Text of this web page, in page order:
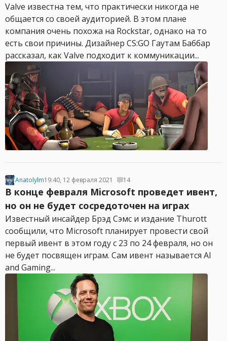
Valve известна тем, что практически никогда не
общается со своей аудиторией. В этом плане
компания очень похожа на Rockstar, однако на то
есть свои причины. Дизайнер CS:GO Гаутам Баббар
рассказал, как Valve подходит к коммуникации...
Anatolylm19:40, 12 февраля 2021 14
В конце февраля Microsoft проведет ивент,
но он не будет сосредоточен на играх
Известный инсайдер Брэд Сэмс и издание Thurott
сообщили, что Microsoft планирует провести свой
первый ивент в этом году с 23 по 24 февраля, но он
не будет посвящен играм. Сам ивент называется AI
and Gaming...